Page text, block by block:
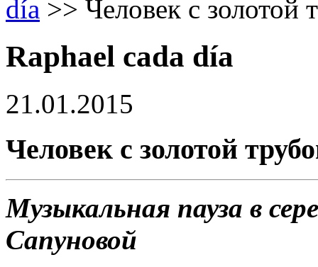
día >> Человек с золотой
Raphael cada día
21.01.2015
Человек с золотой
Музыкальная пауза в
Сапуновой